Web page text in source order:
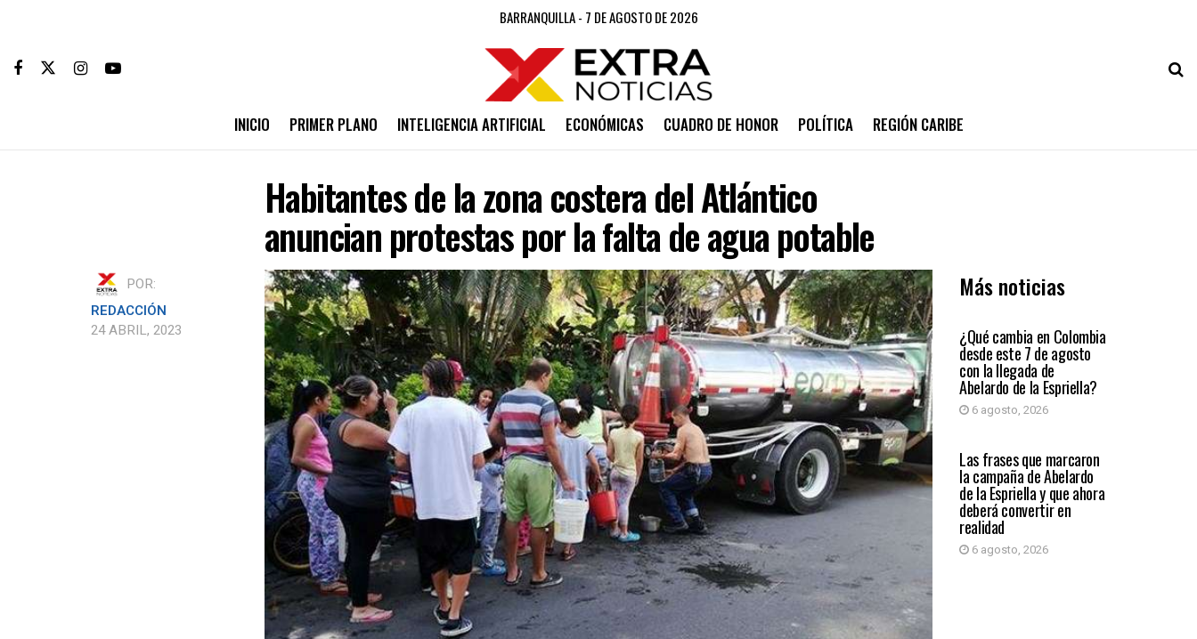
BARRANQUILLA - 7 DE AGOSTO DE 2026
INICIO PRIMER PLANO INTELIGENCIA ARTIFICIAL ECONÓMICAS CUADRO DE HONOR POLÍTICA REGIÓN CARIBE
Habitantes de la zona costera del Atlántico
anuncian protestas por la falta de agua potable
POR:
REDACCIÓN
24 ABRIL, 2023
Más noticias
PRIMER PLANO
¿Qué cambia en Colombia
desde este 7 de agosto
con la llegada de
Abelardo de la Espriella?
6 agosto, 2026
PRIMER PLANO
Las frases que marcaron
la campaña de Abelardo
de la Espriella y que ahora
deberá convertir en
realidad
6 agosto, 2026